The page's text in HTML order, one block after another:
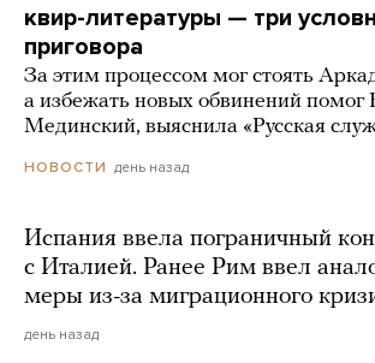
квир-литературы — три
приговора
За этим процессом мог стоять
а избежать новых обвинений
Мединский, выяснила «Русская
НОВОСТИ день назад
Испания ввела пограничный
с Италией. Ранее Рим ввел
меры из-за миграционного
день назад